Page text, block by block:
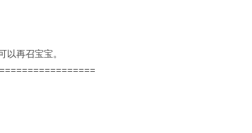
以再召宝宝。